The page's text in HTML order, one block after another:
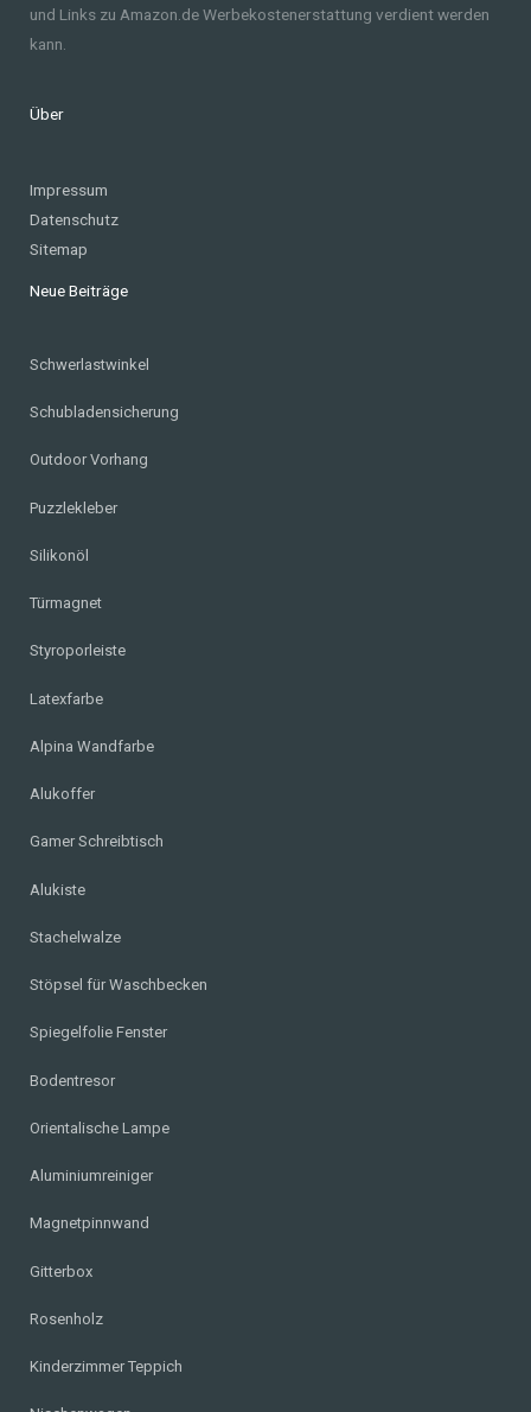
und Links zu Amazon.de Werbekostenerstattung verdient werden
kann.
Über
Impressum
Datenschutz
Sitemap
Neue Beiträge
Schwerlastwinkel
Schubladensicherung
Outdoor Vorhang
Puzzlekleber
Silikonöl
Türmagnet
Styroporleiste
Latexfarbe
Alpina Wandfarbe
Alukoffer
Gamer Schreibtisch
Alukiste
Stachelwalze
Stöpsel für Waschbecken
Spiegelfolie Fenster
Bodentresor
Orientalische Lampe
Aluminiumreiniger
Magnetpinnwand
Gitterbox
Rosenholz
Kinderzimmer Teppich